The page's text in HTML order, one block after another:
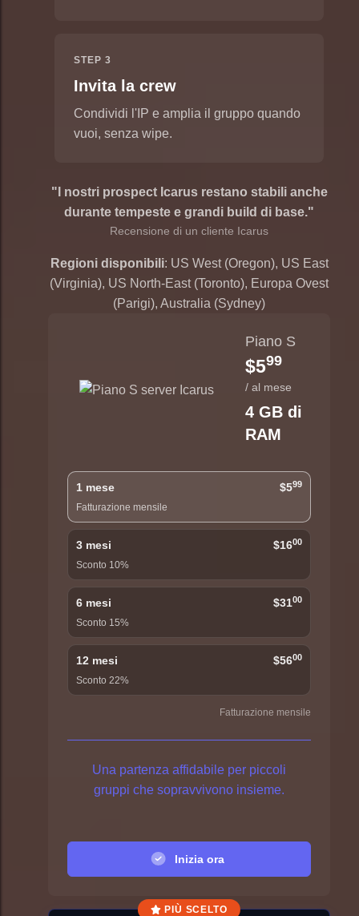
STEP 3
Invita la crew
Condividi l'IP e amplia il gruppo quando
vuoi, senza wipe.
"I nostri prospect Icarus restano stabili anche
durante tempeste e grandi build di base."
Recensione di un cliente Icarus
Regioni disponibili: US West (Oregon), US East
(Virginia), US North-East (Toronto), Europa Ovest
(Parigi), Australia (Sydney)
Piano S
$599
/ al mese
4 GB di
RAM
1 mese $599
Fatturazione mensile
3 mesi $1600
Sconto 10%
6 mesi $3100
Sconto 15%
12 mesi $5600
Sconto 22%
Fatturazione mensile
Una partenza affidabile per piccoli
gruppi che sopravvivono insieme.
Inizia ora
PIÙ SCELTO